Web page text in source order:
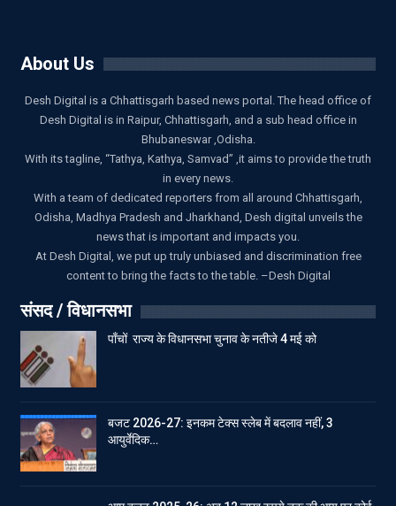
About Us
Desh Digital is a Chhattisgarh based news portal. The head office of
Desh Digital is in Raipur, Chhattisgarh, and a sub head office in
Bhubaneswar ,Odisha.
With its tagline, “Tathya, Kathya, Samvad” ,it aims to provide the truth
in every news.
With a team of dedicated reporters from all around Chhattisgarh,
Odisha, Madhya Pradesh and Jharkhand, Desh digital unveils the
news that is important and impacts you.
At Desh Digital, we put up truly unbiased and discrimination free
content to bring the facts to the table. –Desh Digital
संसद / विधानसभा
पाँचों राज्य के विधानसभा चुनाव के नतीजे 4 मई को
बजट 2026-27: इनकम टेक्स स्लेब में बदलाव नहीं, 3
आयुर्वेदिक…